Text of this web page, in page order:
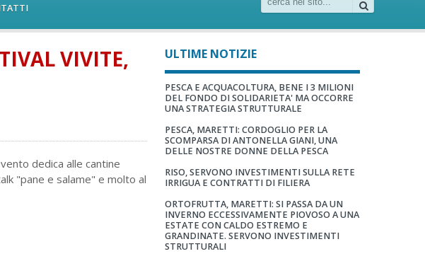
VIVITE,
dedica alle cantine
"pane e salame" e molto al
ULTIME NOTIZIE
PESCA E ACQUACOLTURA, BENE I 3 MILIONI
DEL FONDO DI SOLIDARIETA' MA OCCORRE
UNA STRATEGIA STRUTTURALE
PESCA, MARETTI: CORDOGLIO PER LA
SCOMPARSA DI ANTONELLA GIANI, UNA
DELLE NOSTRE DONNE DELLA PESCA
RISO, SERVONO INVESTIMENTI SULLA RETE
IRRIGUA E CONTRATTI DI FILIERA
ORTOFRUTTA, MARETTI: SI PASSA DA UN
INVERNO ECCESSIVAMENTE PIOVOSO A UNA
ESTATE CON CALDO ESTREMO E
GRANDINATE. SERVONO INVESTIMENTI
STRUTTURALI